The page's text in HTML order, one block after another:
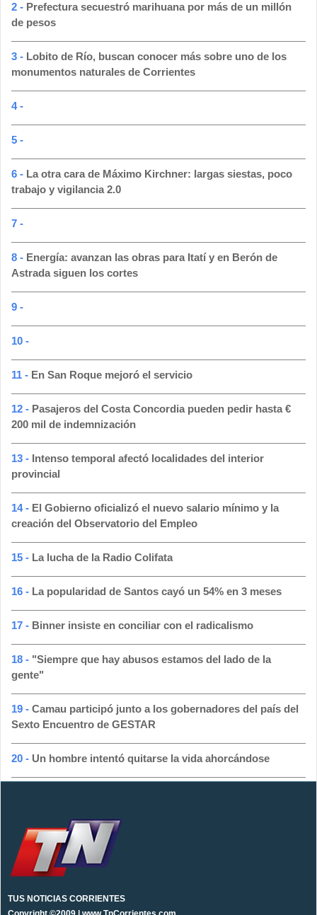
2 - Prefectura secuestró marihuana por más de un millón
de pesos
3 - Lobito de Río, buscan conocer más sobre uno de los
monumentos naturales de Corrientes
4 -
5 -
6 - La otra cara de Máximo Kirchner: largas siestas, poco
trabajo y vigilancia 2.0
7 -
8 - Energía: avanzan las obras para Itatí y en Berón de
Astrada siguen los cortes
9 -
10 -
11 - En San Roque mejoró el servicio
12 - Pasajeros del Costa Concordia pueden pedir hasta €
200 mil de indemnización
13 - Intenso temporal afectó localidades del interior
provincial
14 - El Gobierno oficializó el nuevo salario mínimo y la
creación del Observatorio del Empleo
15 - La lucha de la Radio Colifata
16 - La popularidad de Santos cayó un 54% en 3 meses
17 - Binner insiste en conciliar con el radicalismo
18 - "Siempre que hay abusos estamos del lado de la
gente"
19 - Camau participó junto a los gobernadores del país del
Sexto Encuentro de GESTAR
20 - Un hombre intentó quitarse la vida ahorcándose
TUS NOTICIAS CORRIENTES